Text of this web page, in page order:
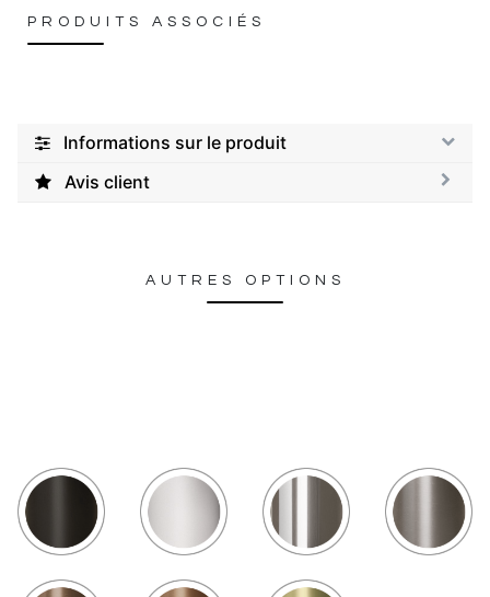
PRODUITS ASSOCIÉS
Informations sur le produit
Avis client
AUTRES OPTIONS